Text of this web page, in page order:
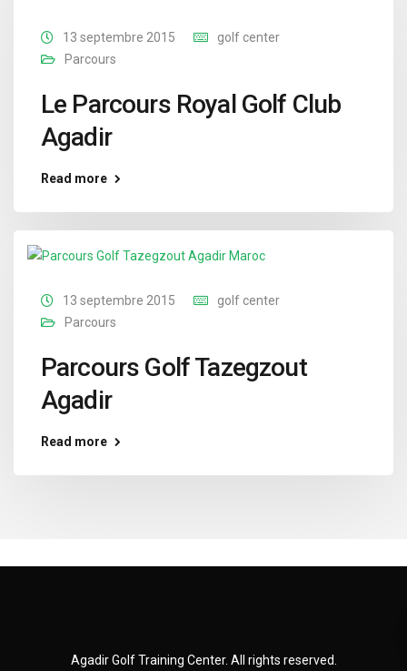
13 septembre 2015
golf center
Parcours
Le Parcours Royal Golf Club
Agadir
Read more
13 septembre 2015
golf center
Parcours
Parcours Golf Tazegzout
Agadir
Read more
Agadir Golf Training Center. All rights reserved.